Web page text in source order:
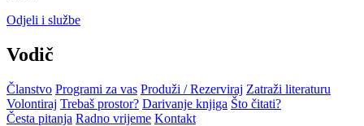
Odjeli i službe
Vodič
Članstvo Programi za vas Produži / Rezerviraj Zatraži literaturu
Volontiraj Trebaš prostor? Darivanje knjiga Što čitati?
Česta pitanja Radno vrijeme Kontakt